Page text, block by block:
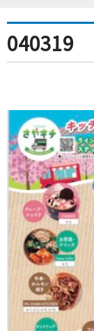
040319